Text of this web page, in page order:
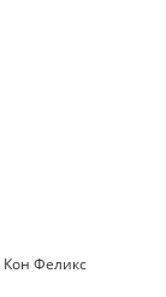
Кон Феликс